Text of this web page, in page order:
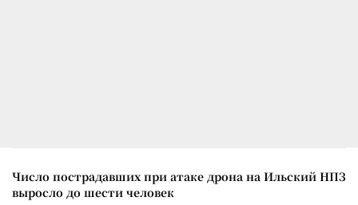
Число пострадавших при атаке дрона на Ильский НПЗ
выросло до шести человек